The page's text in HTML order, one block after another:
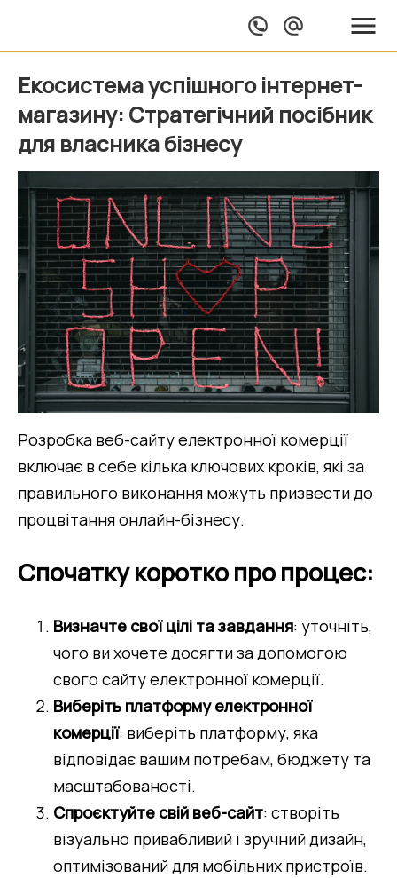
Екосистема успішного інтернет-
магазину: Стратегічний посібник
для власника бізнесу
Розробка веб-сайту електронної комерції
включає в себе кілька ключових кроків, які за
правильного виконання можуть призвести до
процвітання онлайн-бізнесу.
Спочатку коротко про процес:
Визначте свої цілі та завдання: уточніть,
чого ви хочете досягти за допомогою
свого сайту електронної комерції.
Виберіть платформу електронної
комерції: виберіть платформу, яка
відповідає вашим потребам, бюджету та
масштабованості.
Спроєктуйте свій веб-сайт: створіть
візуально привабливий і зручний дизайн,
оптимізований для мобільних пристроїв.